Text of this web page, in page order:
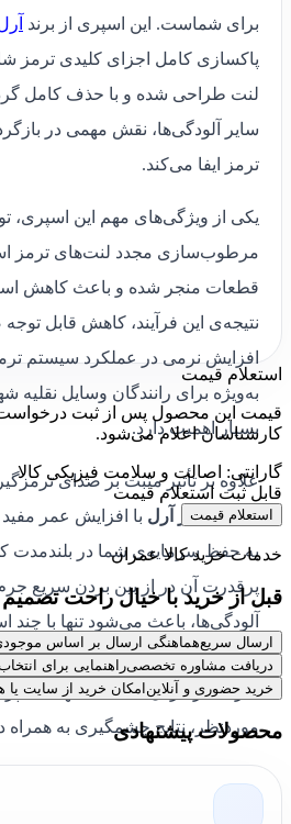
برای شماست. این اسپری از برند
پاکسازی کامل اجزای کلیدی ترمز
لنت طراحی شده و با حذف کامل
سایر آلودگی‌ها، نقش مهمی در
ترمز ایفا می‌کند.
یکی از ویژگی‌های مهم این اسپری،
مرطوب‌سازی مجدد لنت‌های ترمز
قطعات منجر شده و باعث کاهش
نتیجه‌ی این فرآیند، کاهش قابل
افزایش نرمی در عملکرد سیستم
به‌ویژه برای رانندگان وسایل نقلیه
بسیار اهمیت دارد.
علاوه بر تأثیر مثبت بر صدای
دیسک ترمز آرل با افزایش عمر
به حفظ سرمایه‌ی شما در بلندمدت
پرقدرت آن در از بین بردن سریع
آلودگی‌ها، باعث می‌شود تنها با
ترمز خود را در وضعیت مطلوب نگه
نیاز به باز کردن قطعات، تنها با
موردنظر، نتایج چشمگیری به همراه
خرید و قیمت اسپری
ترمز آرل
استعلام قیمت
قیمت این محصول پس از ثبت
کارشناسان اعلام می‌شود.
گارانتی: اصالت و سلامت فیزیکی کالا
قابل ثبت استعلام قیمت
استعلام قیمت
خدمات خرید کالا عمران
قبل از خرید با خیال راحت تصمیم
ارسال سریعهماهنگی ارسال بر اساس
دریافت مشاوره تخصصیراهنمایی برای
خرید حضوری و آنلاینامکان خرید از سایت
محصولات پیشنهادی